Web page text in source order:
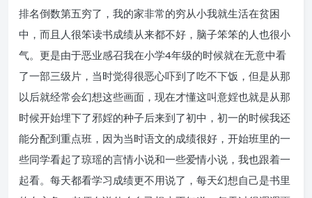
排名倒数第五穷了，我的家非常的穷从小我就生活在贫困
中，而且人很笨读书成绩从来都不好，脑子笨笨的人也很小
气。更是由于恶业感召我在小学4年级的时候就在无意中看
了一部三级片，当时觉得很恶心吓到了吃不下饭，但是从那
以后就经常会幻想这些画面，现在才懂这叫意婬也就是从那
时候开始埋下了邪婬的种子后来到了初中，初一的时候我还
能分配到重点班，因为当时语文的成绩很好，开始班里的一
些同学看起了琼瑶的言情小说和一些爱情小说，我也跟着一
起看。每天都看学习成绩更不用说了，每天幻想自己是书里